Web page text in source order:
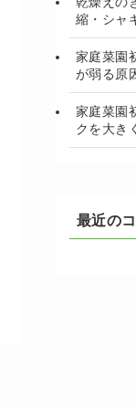
縮・シャ
家庭菜園
が弱る原
家庭菜園
クを大き
最近の